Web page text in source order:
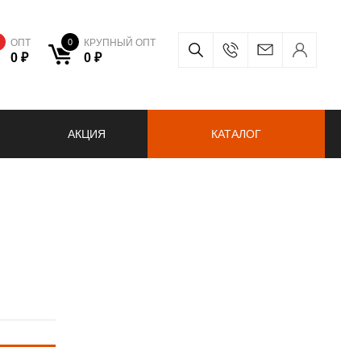
ОПТ
0 ₽
0 КРУПНЫЙ ОПТ
0 ₽
АКЦИЯ КАТАЛОГ